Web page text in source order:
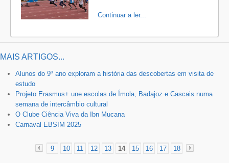
Continuar a ler...
MAIS ARTIGOS...
Alunos do 9º ano exploram a história das descobertas em visita de
estudo
Projeto Erasmus+ une escolas de Ímola, Badajoz e Cascais numa
semana de intercâmbio cultural
O Clube Ciência Viva da Ibn Mucana
Carnaval EBSIM 2025
«
9 10 11 12 13 14 15 16 17 18